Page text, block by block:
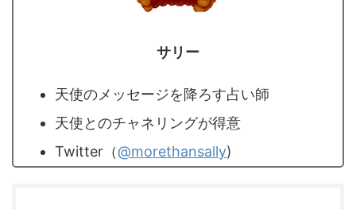
サリー
天使のメッセージを降ろす占い師
天使とのチャネリングが得意
Twitter（@morethansally)